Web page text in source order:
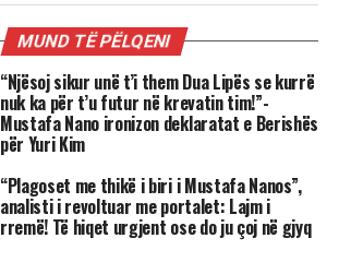
MUND TË PËLQENI
“Njësoj sikur unë t’i them Dua Lipës se kurrë
nuk ka për t’u futur në krevatin tim!”-
Mustafa Nano ironizon deklaratat e Berishës
për Yuri Kim
“Plagoset me thikë i biri i Mustafa Nanos”,
analisti i revoltuar me portalet: Lajm i
rremë! Të hiqet urgjent ose do ju çoj në gjyq